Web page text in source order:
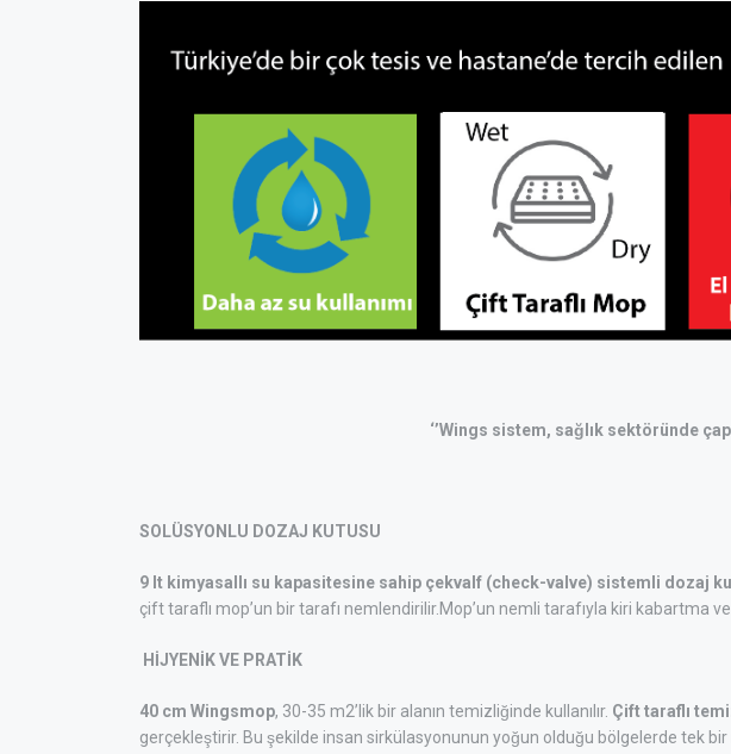
‘’Wings sistem, sağlık sektöründe
SOLÜSYONLU DOZAJ KUTUSU
9 lt kimyasallı su kapasitesine sahip çekvalf (check-valve) sistemli dozaj
çift taraflı mop’un bir tarafı nemlendirilir.Mop’un nemli tarafıyla kiri kabartma
HİJYENİK VE PRATİK
40 cm Wingsmop, 30-35 m2’lik bir alanın temizliğinde kullanılır. Çift taraflı
gerçekleştirir. Bu şekilde insan sirkülasyonunun yoğun olduğu bölgelerde tek